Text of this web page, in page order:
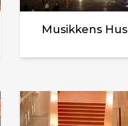
Musikkens Hus